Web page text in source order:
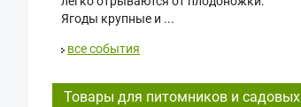
Ягоды крупные и ...
все события
Товары для питомников и садовых